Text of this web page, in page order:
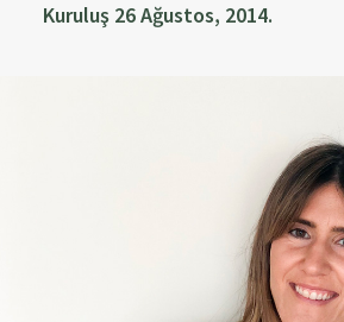
Kuruluş 26 Ağustos, 2014.